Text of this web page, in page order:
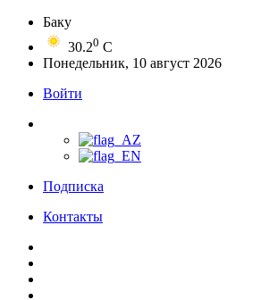
Баку
30.20 C
Понедельник, 10 август 2026
Войти
Подписка
Контакты